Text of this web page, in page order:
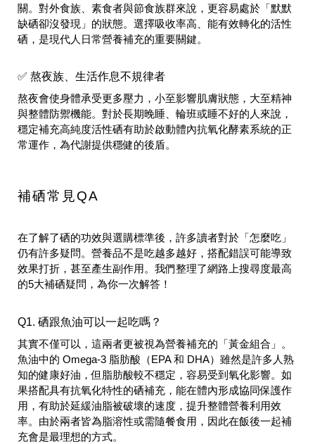
關。對外食族、素食者與節食族群來說，更容易處於「默默
缺硒卻沒發現」的狀態。選擇吸收率高、能有效轉化的活性
硒，是現代人日常營養補充的重要關鍵。
✅ 熬夜族、生活作息不規律者
熬夜會使身體承受更多壓力，小至影響肌膚狀態，大至精神
與整體防禦機能。對於長期晚睡、輪班或睡不好的人來說，
穩定補充高純度活性硒有助於啟動體內抗氧化酵素系統的正
常運作，為代謝提供穩健的後盾。
補硒常見QA
在了解了硒的功效與選購標準後，許多讀者對於「怎麼吃」
仍有許多疑問。營養品不是吃越多越好，搭配錯誤可能導致
效果打折，甚至產生副作用。我們整理了網路上搜尋度最高
的5大補硒疑問，為你一次解答！
Q1. 硒跟魚油可以一起吃嗎？
其實不僅可以，這兩者更被視為營養補充的「黃金組合」。
魚油中的 Omega-3 脂肪酸（EPA 和 DHA）雖然是許多人熟
知的健康好油，但脂肪酸較不穩定，容易受到氧化影響。如
果搭配具有抗氧化特性的硒補充，能在體內形成協同保護作
用，有助於延緩油脂被破壞的速度，提升整體營養利用效
率。由於兩者皆為脂溶性或需隨餐食用，因此在飯後一起補
充會是最理想的方式。